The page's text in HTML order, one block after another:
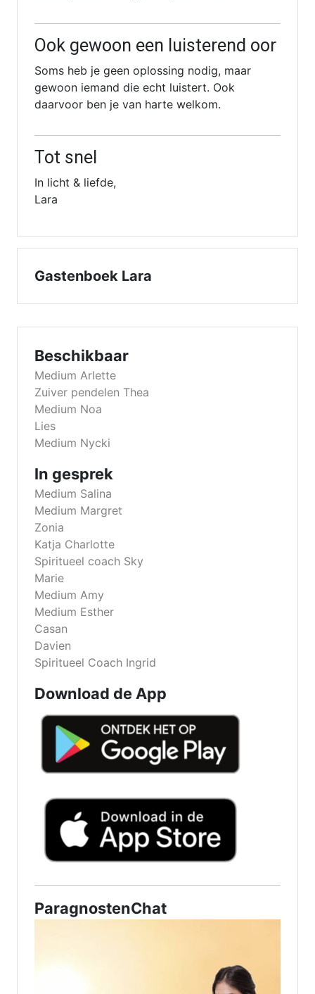
Ook gewoon een luisterend oor
Soms heb je geen oplossing nodig, maar
gewoon iemand die echt luistert. Ook
daarvoor ben je van harte welkom.
Tot snel
In licht & liefde,
Lara
Gastenboek Lara
Beschikbaar
Medium Arlette
Zuiver pendelen Thea
Medium Noa
Lies
Medium Nycki
In gesprek
Medium Salina
Medium Margret
Zonia
Katja Charlotte
Spiritueel coach Sky
Marie
Medium Amy
Medium Esther
Casan
Davien
Spiritueel Coach Ingrid
Download de App
ParagnostenChat